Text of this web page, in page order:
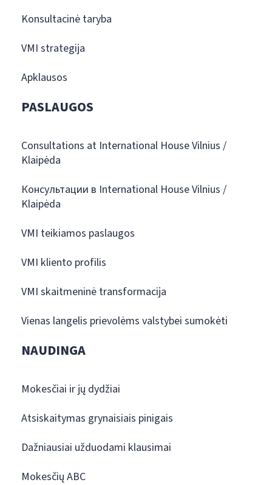
Konsultacinė taryba
VMI strategija
Apklausos
PASLAUGOS
Consultations at International House Vilnius /
Klaipėda
Консультации в International House Vilnius /
Klaipėda
VMI teikiamos paslaugos
VMI kliento profilis
VMI skaitmeninė transformacija
Vienas langelis prievolėms valstybei sumokėti
NAUDINGA
Mokesčiai ir jų dydžiai
Atsiskaitymas grynaisiais pinigais
Dažniausiai užduodami klausimai
Mokesčių ABC